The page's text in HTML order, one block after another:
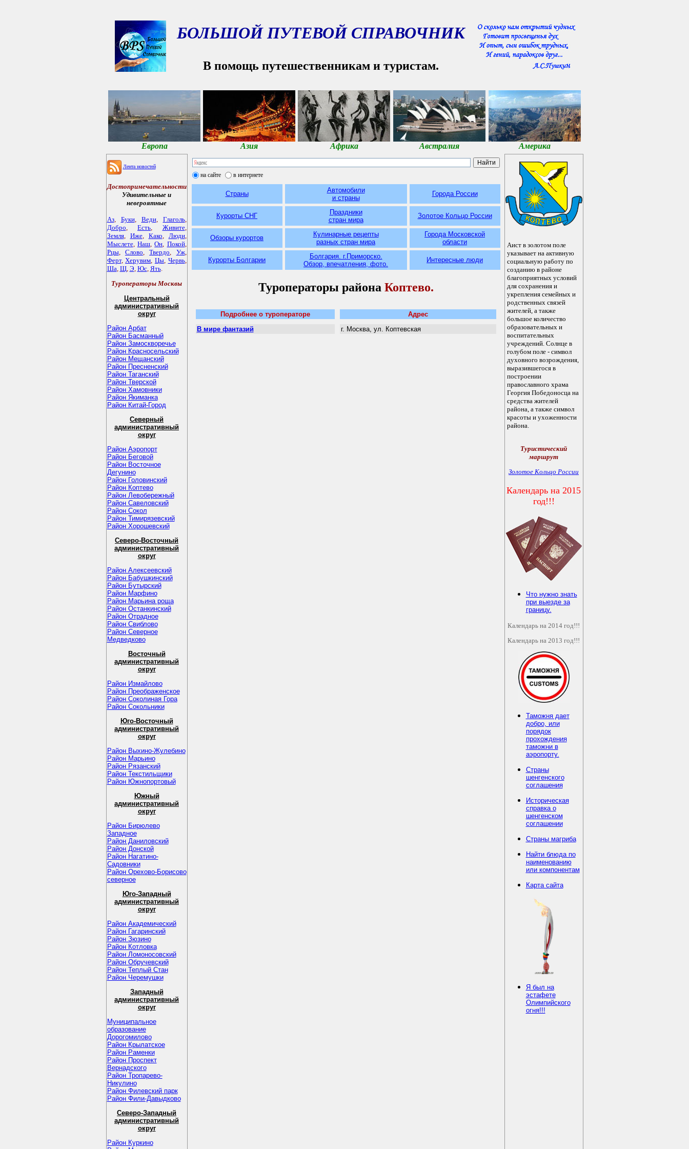
БОЛЬШОЙ ПУТЕВОЙ СПРАВОЧНИК
В помощь путешественникам и туристам.
Европа Азия Африка Австралия Америка
Лента новостей
Достопримечательности
Удивительные и
невероятные
Аз, Буки, Веди, Глаголь,
Добро, Есть, Живите,
Земля, Иже, Како, Люди,
Мыслете, Наш,Он, Покой,
Рцы, Слово,Твердо, Уж,
Ферт,Херувим, Цы, Червь,
Ша, Щ, Э, Юс, Ять.
Туроператоры Москвы
Центральный
административный
округ
Район Арбат
Район Басманный
Район Замоскворечье
Район Красносельский
Район Мещанский
Район Пресненский
Район Таганский
Район Тверской
Район Хамовники
Район Якиманка
Район Китай-Город
Северный
административный
округ
Район Аэропорт
Район Беговой
Район Восточное
Дегунино
Район Головинский
Район Коптево
Район Левобережный
Район Савеловский
Район Сокол
Район Тимирязевский
Район Хорошевский
Северо-Восточный
административный
округ
Район Алексеевский
Район Бабушкинский
Район Бутырский
Район Марфино
Район Марьина роща
Район Останкинский
Район Отрадное
Район Свиблово
Район Северное
Медведково
Восточный
административный
округ
Район Измайлово
Район Преображенское
Район Соколиная Гора
Район Сокольники
Юго-Восточный
административный
округ
Район Выхино-Жулебино
Район Марьино
Район Рязанский
Район Текстильщики
Район Южнопортовый
Южный
административный
округ
Район Бирюлево
Западное
Район Даниловский
Район Донской
Район Нагатино-
Садовники
Район Орехово-Борисово
северное
Юго-Западный
административный
округ
Район Академический
Район Гагаринский
Район Зюзино
Район Котловка
Район Ломоносовский
Район Обручевский
Район Теплый Стан
Район Черемушки
Западный
административный
округ
Муниципальное
образование
Дорогомилово
Район Крылатское
Район Раменки
Район Проспект
Вернадского
Район Тропарево-
Никулино
Район Филевский парк
Район Фили-Давыдково
Северо-Западный
административный
округ
Район Куркино
на сайте в интернете
Страны
Автомобили
и страны
Города России
Курорты СНГ
Праздники
стран мира
Золотое Кольцо России
Обзоры курортов
Кулинарные рецепты
разных стран мира
Города Московской
области
Курорты Болгарии
Болгария. г.Приморско.
Обзор, впечатления, фото.
Интересные люди
Туроператоры района Коптево.
Подробнее о туроператоре
Адрес
В мире фантазий
г. Москва, ул. Коптевская
Аист в золотом поле
указывает на активную
социальную работу по
созданию в районе
благоприятных условий
для сохранения и
укрепления семейных и
родственных связей
жителей, а также
большое количество
образовательных и
воспитательных
учреждений. Солнце в
голубом поле - символ
духовного возрождения,
выразившегося в
построении
православного храма
Георгия Победоносца на
средства жителей
района, а также символ
красоты и ухоженности
района.
Туристический
маршрут
Золотое Кольцо России
Календарь на 2015
год!!!
Что нужно знать
при выезде за
границу.
Календарь на 2014 год!!!
Календарь на 2013 год!!!
Таможня дает
добро, или
порядок
прохождения
таможни в
аэропорту.
Страны
шенгенского
соглашения
Историческая
справка о
шенгенском
соглашении
Страны магриба
Найти блюда по
наименованию
или компонентам
Карта сайта
Я был на
эстафете
Олимпийского
огня!!!